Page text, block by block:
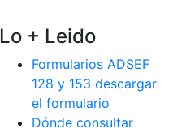
Lo + Leido
Formularios ADSEF
128 y 153 descargar
el formulario
Dónde consultar